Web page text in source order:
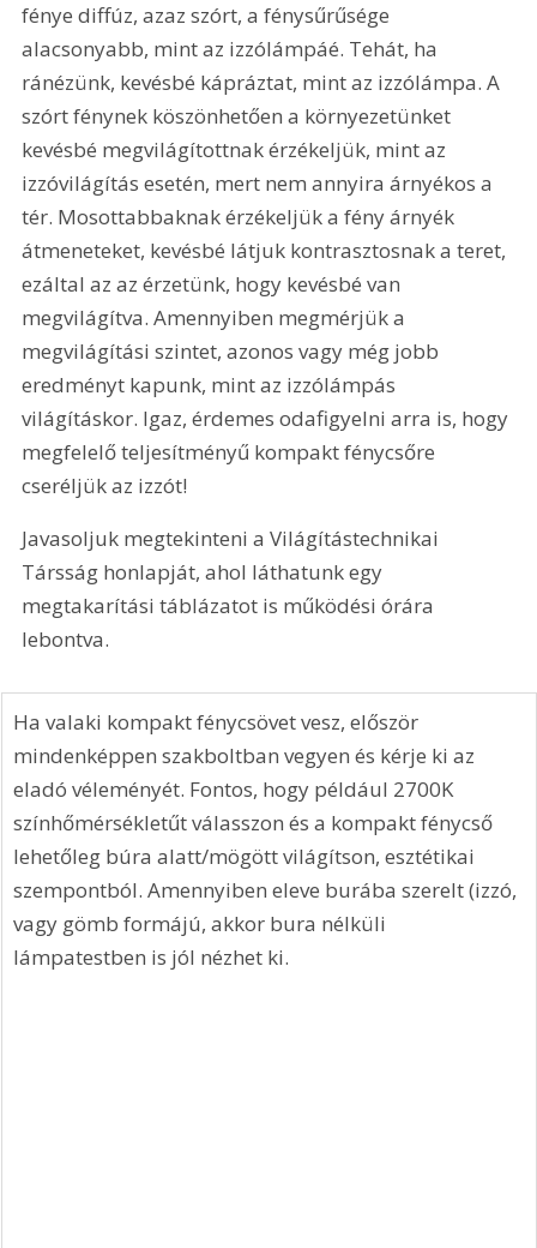
fénye diffúz, azaz szórt, a fénysűrűsége
alacsonyabb, mint az izzólámpáé. Tehát, ha
ránézünk, kevésbé kápráztat, mint az izzólámpa. A
szórt fénynek köszönhetően a környezetünket
kevésbé megvilágítottnak érzékeljük, mint az
izzóvilágítás esetén, mert nem annyira árnyékos a
tér. Mosottabbaknak érzékeljük a fény árnyék
átmeneteket, kevésbé látjuk kontrasztosnak a teret,
ezáltal az az érzetünk, hogy kevésbé van
megvilágítva. Amennyiben megmérjük a
megvilágítási szintet, azonos vagy még jobb
eredményt kapunk, mint az izzólámpás
világításkor. Igaz, érdemes odafigyelni arra is, hogy
megfelelő teljesítményű kompakt fénycsőre
cseréljük az izzót!
Javasoljuk megtekinteni a Világítástechnikai
Társság honlapját, ahol láthatunk egy
megtakarítási táblázatot is működési órára
lebontva.
Ha valaki kompakt fénycsövet vesz, először
mindenképpen szakboltban vegyen és kérje ki az
eladó véleményét. Fontos, hogy például 2700K
színhőmérsékletűt válasszon és a kompakt fénycső
lehetőleg búra alatt/mögött világítson, esztétikai
szempontból. Amennyiben eleve burába szerelt (izzó,
vagy gömb formájú, akkor bura nélküli
lámpatestben is jól nézhet ki.